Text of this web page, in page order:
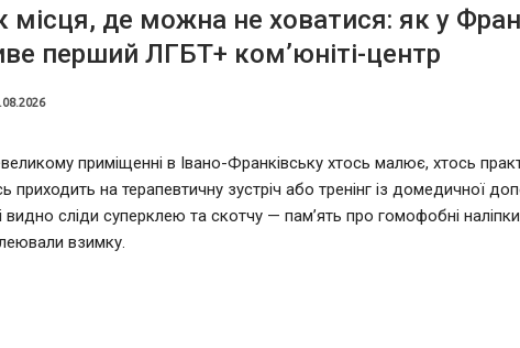
місця, де можна не ховатися: як у
перший ЛГБТ+ ком’юніті-центр
приміщенні в Івано-Франківську хтось малює, хтось
приходить на терапевтичну зустріч або тренінг із домедичної
видно сліди суперклею та скотчу — пам’ять про гомофобні
взимку.